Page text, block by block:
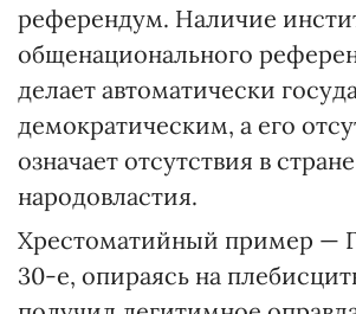
референдум. Наличие
общенационального
делает автоматически
демократическим, а его
означает отсутствия в стране
народовластия.
Хрестоматийный пример —
30-е, опираясь на